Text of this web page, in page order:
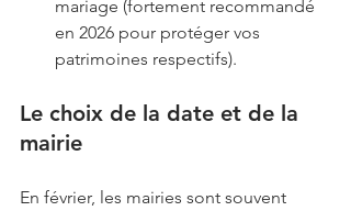
mariage (fortement recommandé
en 2026 pour protéger vos
patrimoines respectifs).
Le choix de la date et de la
mairie
En février, les mairies sont souvent